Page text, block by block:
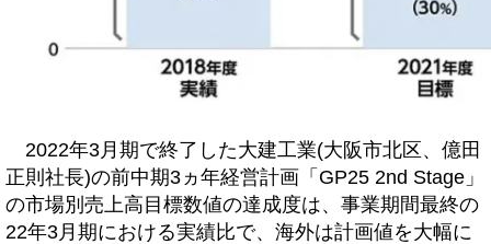
2022年3月期で終了した大建工業(大阪市北区、億田
正則社長)の前中期3ヵ年経営計画「GP25 2nd Stage」
の市場別売上高目標数値の達成度は、事業期間最終の
22年3月期における実績比で、海外は計画値を大幅に